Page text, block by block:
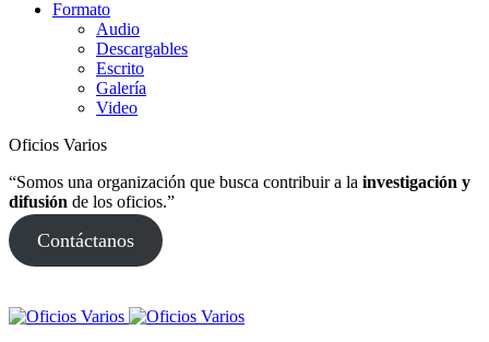
Formato
Audio
Descargables
Escrito
Galería
Video
Oficios Varios
“Somos una organización que busca contribuir a la investigación y
difusión de los oficios.”
Contáctanos